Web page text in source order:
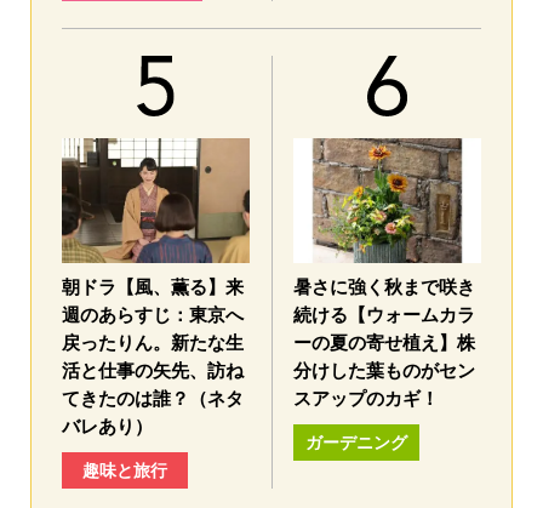
朝ドラ【風、薫る】来
週のあらすじ：東京へ
戻ったりん。新たな生
活と仕事の矢先、訪ね
てきたのは誰？（ネタ
バレあり）
趣味と旅行
暑さに強く秋まで咲き
続ける【ウォームカラ
ーの夏の寄せ植え】株
分けした葉ものがセン
スアップのカギ！
ガーデニング